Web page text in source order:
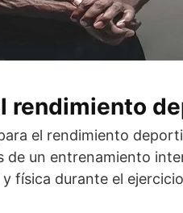
rendimiento
el rendimiento
de un entrenamiento
física durante el